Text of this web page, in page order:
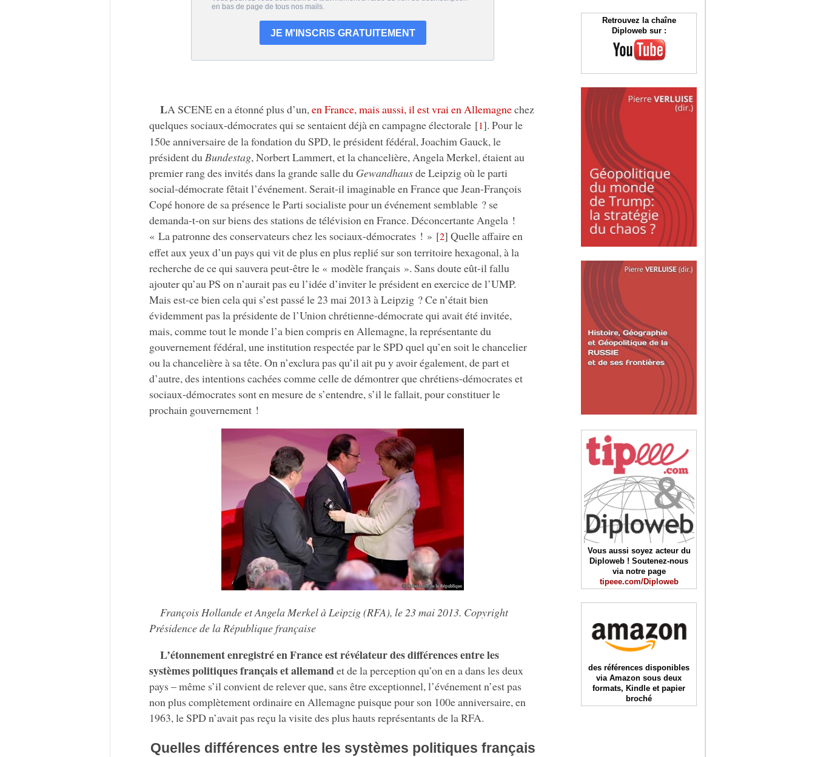
LA SCENE en a étonné plus d’un,en France, mais aussi, il est vrai en Allemagnechez
quelques sociaux-démocrates qui se sentaient déjà en campagne électorale[1]. Pour le
150e anniversaire de la fondation du SPD, le président fédéral, Joachim Gauck, le
président duBundestag, Norbert Lammert, et la chancelière, Angela Merkel, étaient au
premier rang des invités dans la grande salle du Gewandhausde Leipzig où le parti
social-démocrate fêtait l’événement. Serait-il imaginable en France que Jean-François
Copé honore de sa présence le Parti socialiste pour un événement semblable ? se
demanda-t-on sur biens des stations de télévision en France. Déconcertante Angela !
« La patronne des conservateurs chez les sociaux-démocrates ! » [2] Quelle affaire en
effet aux yeux d’un pays qui vit de plus en plus replié sur son territoire hexagonal, à la
recherche de ce qui sauvera peut-être le « modèle français ». Sans doute eût-il fallu
ajouter qu’au PS on n’aurait pas eu l’idée d’inviter le président en exercice de l’UMP.
Mais est-ce bien cela qui s’est passé le 23 mai 2013 à Leipzig ? Ce n’était bien
évidemment pas la présidente de l’Union chrétienne-démocrate qui avait été invitée,
mais, comme tout le monde l’a bien compris en Allemagne, la représentante du
gouvernement fédéral, une institution respectée par le SPD quel qu’en soit le chancelier
ou la chancelière à sa tête. On n’exclura pas qu’il ait pu y avoir également, de part et
d’autre, des intentions cachées comme celle de démontrer que chrétiens-démocrates et
sociaux-démocrates sont en mesure de s’entendre, s’il le fallait, pour constituer le
prochain gouvernement !
François Hollande et Angela Merkel à Leipzig (RFA), le 23 mai 2013. Copyright
Présidence de la République française
L’étonnement enregistré en France est révélateur des différences entre les
systèmes politiques français et allemandet de la perception qu’on en a dans les deux
pays – même s’il convient de relever que, sans être exceptionnel, l’événement n’est pas
non plus complètement ordinaire en Allemagne puisque pour son 100e anniversaire, en
1963, le SPD n’avait pas reçu la visite des plus hauts représentants de la RFA.
Quelles différences entre les systèmes politiques français
Retrouvez la chaîne
Diploweb sur :
Vous aussi soyez acteur du
Diploweb ! Soutenez-nous
via notre page
tipeee.com/Diploweb
des références disponibles
via Amazon sous deux
formats, Kindle et papier
broché